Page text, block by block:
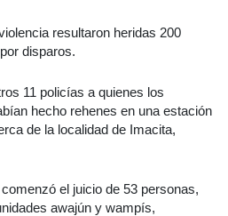
resultaron heridas 200
disparos.
11 policías a quienes los
hecho rehenes en una estación
de la localidad de Imacita,
el juicio de 53 personas,
awajún y wampís,